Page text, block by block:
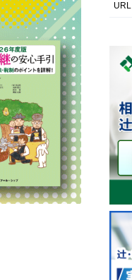
URL